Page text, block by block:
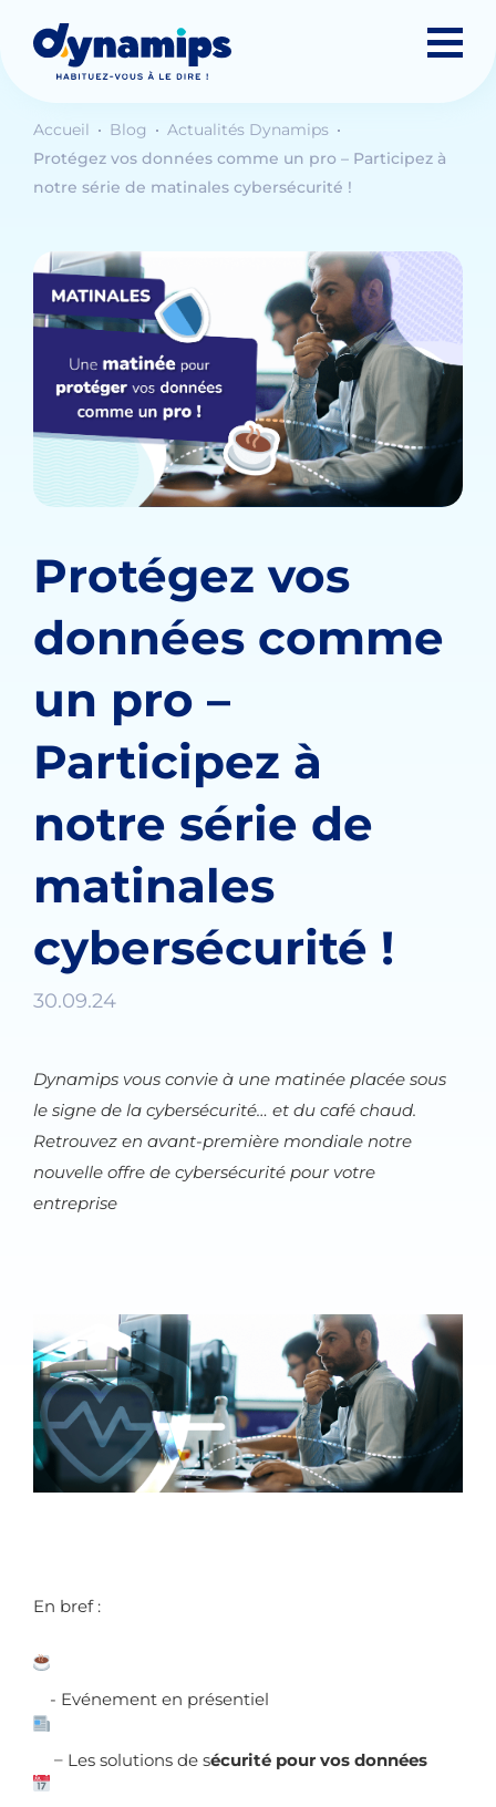
Accueil Blog
Actualités Dynamips
Protégez vos données comme un pro – Participez à
notre série de matinales cybersécurité !
Protégez vos
données comme
un pro –
Participez à
notre série de
matinales
cybersécurité !
30.09.24
Dynamips vous convie à une matinée placée sous
le signe de la cybersécurité… et du café chaud.
Retrouvez en avant-première mondiale notre
nouvelle offre de cybersécurité pour votre
entreprise
En bref :
- Evénement en présentiel
– Les solutions de sécurité pour vos données